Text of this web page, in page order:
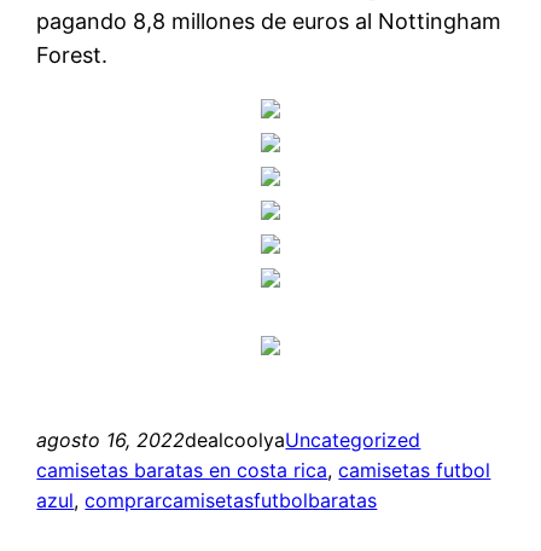
pagando 8,8 millones de euros al Nottingham
Forest.
agosto 16, 2022dealcoolyaUncategorized
camisetas baratas en costa rica, camisetas futbol
azul, comprarcamisetasfutbolbaratas